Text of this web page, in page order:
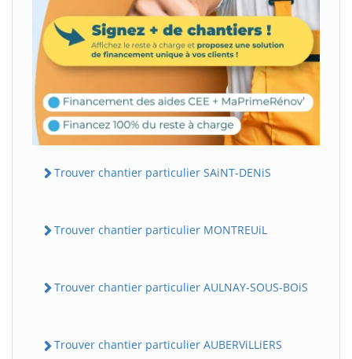
Trouver chantier particulier SAiNT-DENiS
Trouver chantier particulier MONTREUiL
Trouver chantier particulier AULNAY-SOUS-BOiS
Trouver chantier particulier AUBERViLLiERS